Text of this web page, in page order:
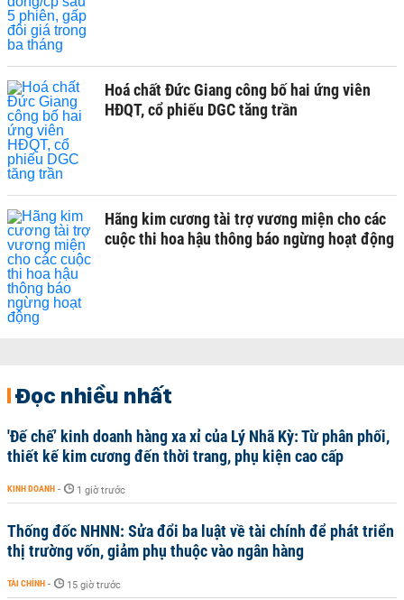
Hoá chất Đức Giang công bố hai ứng viên
HĐQT, cổ phiếu DGC tăng trần
Hãng kim cương tài trợ vương miện cho các
cuộc thi hoa hậu thông báo ngừng hoạt động
Đọc nhiều nhất
'Đế chế’ kinh doanh hàng xa xỉ của Lý Nhã Kỳ: Từ phân phối,
thiết kế kim cương đến thời trang, phụ kiện cao cấp
KINH DOANH - 1 giờ trước
Thống đốc NHNN: Sửa đổi ba luật về tài chính để phát triển
thị trường vốn, giảm phụ thuộc vào ngân hàng
TÀI CHÍNH - 15 giờ trước